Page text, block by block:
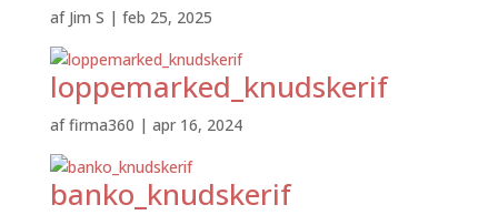
af Jim S | feb 25, 2025
loppemarked_knudskerif
affirma360 | apr 16, 2024
banko_knudskerif